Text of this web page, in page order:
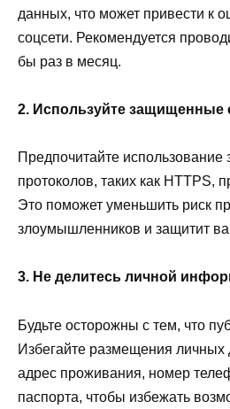
данных, что может привести к
соцсети. Рекомендуется
бы раз в месяц.
2. Используйте защищенные
Предпочитайте
протоколов, таких как HTTPS,
Это поможет уменьшить риск
злоумышленников и защитит
3. Не делитесь личной
Будьте осторожны с тем, что
Избегайте размещения личных
адрес проживания, номер
паспорта, чтобы избежать